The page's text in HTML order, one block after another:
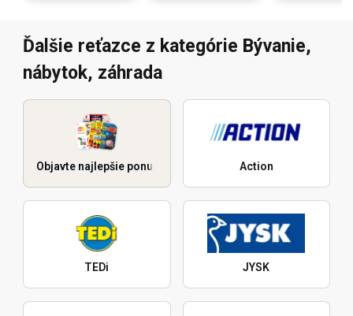
Ďalšie reťazce z kategórie Bývanie,
nábytok, záhrada
Objavte najlepšie ponuky Action
TEDi JYSK